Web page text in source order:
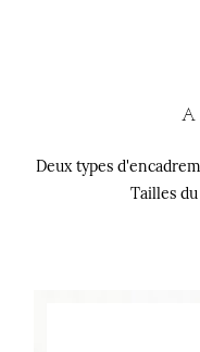
A
Deux types
Tailles